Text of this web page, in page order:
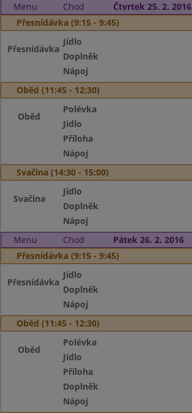
Menu
Chod
Čtvrtek 25. 2. 2016
Přesnídávka (9:15 - 9:45)
Přesnídávka
Jídlo
Doplněk
Nápoj
Oběd (11:45 - 12:30)
Oběd
Polévka
Jídlo
Příloha
Nápoj
Svačina (14:30 - 15:00)
Svačina
Jídlo
Doplněk
Nápoj
Menu
Chod
Pátek 26. 2. 2016
Přesnídávka (9:15 - 9:45)
Přesnídávka
Jídlo
Doplněk
Nápoj
Oběd (11:45 - 12:30)
Oběd
Polévka
Jídlo
Příloha
Doplněk
Nápoj